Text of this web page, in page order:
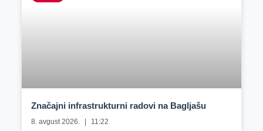
Značajni infrastrukturni radovi na Bagljašu
8. avgust 2026. 11:22